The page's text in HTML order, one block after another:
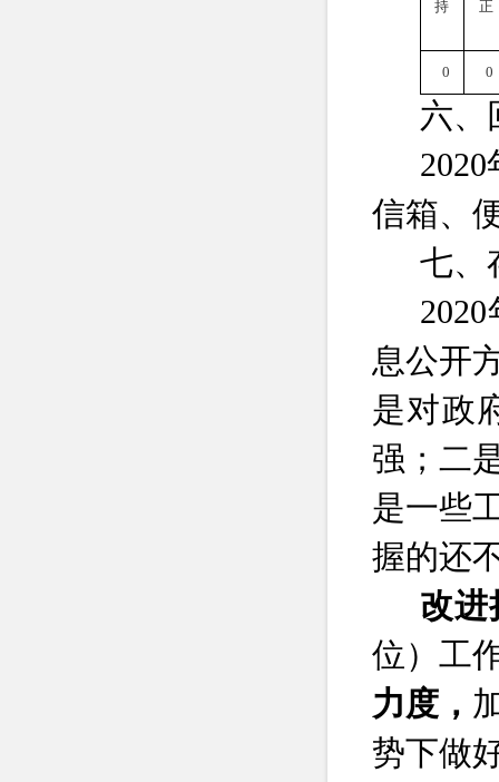
持 正
0 0
六、
2020
信箱、
七、
2020
息公开
是对政
强；二
是一些
握的还
改进
位）工
力度，
势下做